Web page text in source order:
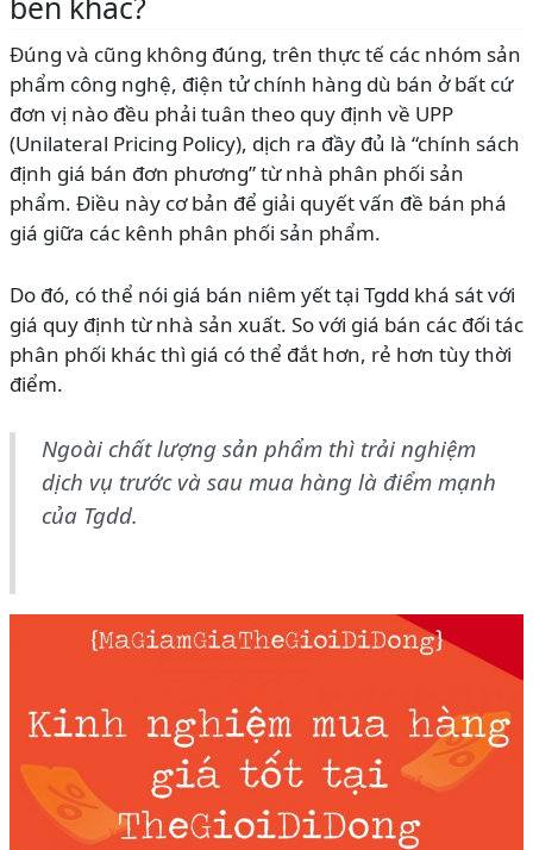
bên khác?
Đúng và cũng không đúng, trên thực tế các nhóm sản
phẩm công nghệ, điện tử chính hàng dù bán ở bất cứ
đơn vị nào đều phải tuân theo quy định về UPP
(Unilateral Pricing Policy), dịch ra đầy đủ là “chính sách
định giá bán đơn phương” từ nhà phân phối sản
phẩm. Điều này cơ bản để giải quyết vấn đề bán phá
giá giữa các kênh phân phối sản phẩm.
Do đó, có thể nói giá bán niêm yết tại Tgdd khá sát với
giá quy định từ nhà sản xuất. So với giá bán các đối tác
phân phối khác thì giá có thể đắt hơn, rẻ hơn tùy thời
điểm.
Ngoài chất lượng sản phẩm thì trải nghiệm
dịch vụ trước và sau mua hàng là điểm mạnh
của Tgdd.